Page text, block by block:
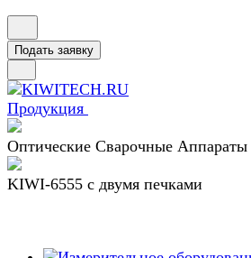
Подать заявку
Продукция
Оптические Сварочные Аппараты
KIWI-6555 c двумя печками